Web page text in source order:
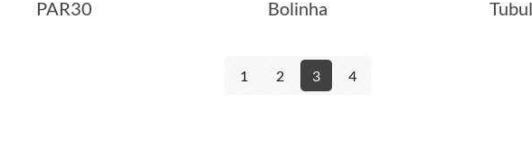
PAR30 Bolinha
1 2 3 4